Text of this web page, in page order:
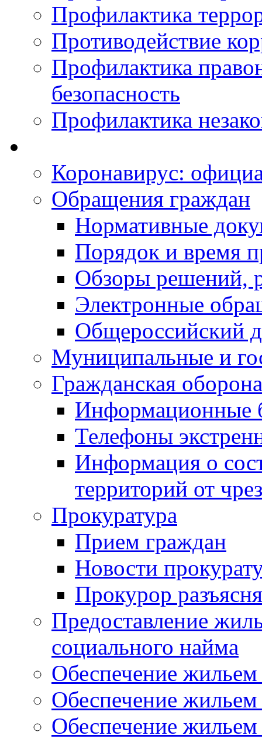
Профилактика
Противодействие
Профилактика
безопасность
Профилактика
Коронавирус:
Обращения граждан
Нормативные
Порядок и время
Обзоры решений,
Электронные
Общероссийский
Муниципальные и
Гражданская
Информационные
Телефоны
Информация о
территорий от
Прокуратура
Прием граждан
Новости
Прокурор
Предоставление
социального найма
Обеспечение
Обеспечение
Обеспечение жильем